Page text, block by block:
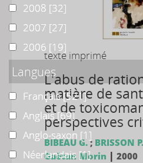
texte imprimé
L'abus de
matière de
et de
perspectives
BIBEAU G.; BRISSON P.
Gaëtan Morin | 2000
20082008 [32]
20072007 [27]
20062006 [19]
Langues
Français
Français[521]
Anglais
Anglais[69]
Anglo-saxon
Anglo-saxon [1]
Néerlandais
Néerlandais [1]